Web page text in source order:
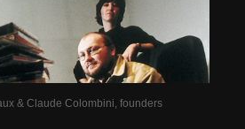
la toute fin salvatrice, puisque
Nuits, c’est à dire toujours, la
rendue libre, aimée et a, dans le
toutes les filles de son peuple de
Schahriar.
POUR TOUTES LES
& Claude Colombini, founders